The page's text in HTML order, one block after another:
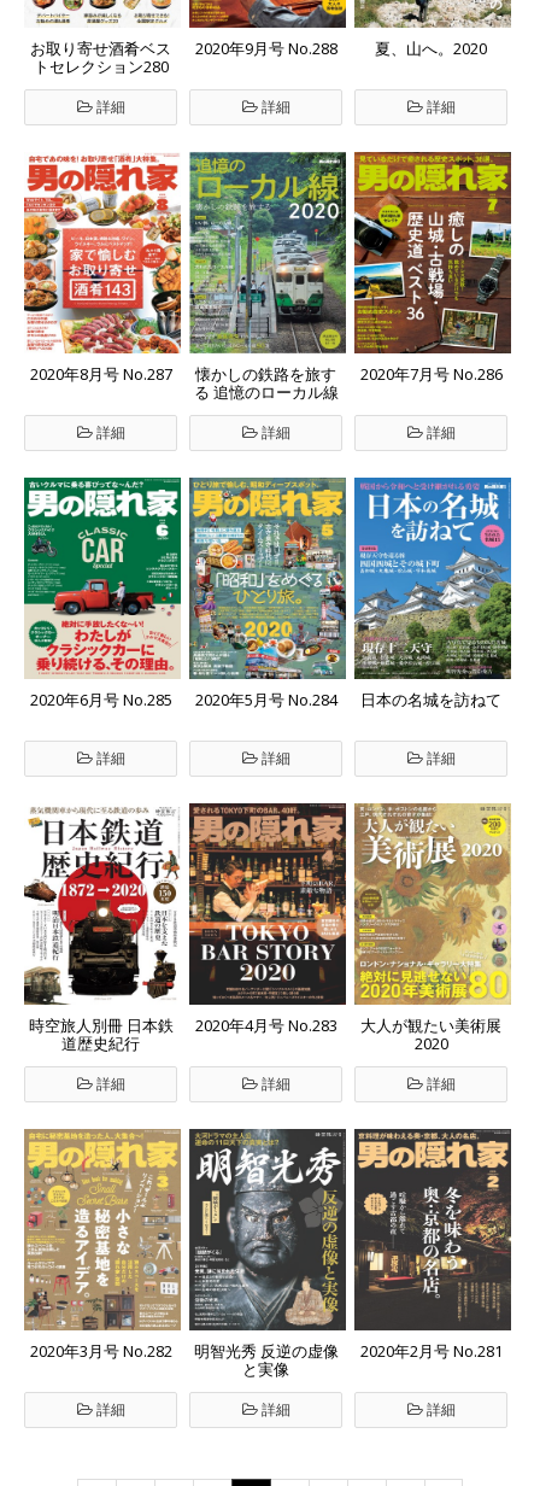
お取り寄せ酒肴ベス
トセレクション280
詳細
2020年9月号 No.288
詳細
夏、山へ。2020
詳細
2020年8月号 No.287
詳細
懐かしの鉄路を旅す
る 追憶のローカル線
2020
詳細
2020年7月号 No.286
詳細
2020年6月号 No.285
詳細
2020年5月号 No.284
詳細
日本の名城を訪ねて
詳細
時空旅人別冊 日本鉄
道歴史紀行
詳細
2020年4月号 No.283
詳細
大人が観たい美術展
2020
詳細
2020年3月号 No.282
詳細
明智光秀 反逆の虚像
と実像
詳細
2020年2月号 No.281
詳細